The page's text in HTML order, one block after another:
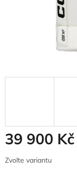
39 900 Kč
Měrná
cena:
Zvolte variantu